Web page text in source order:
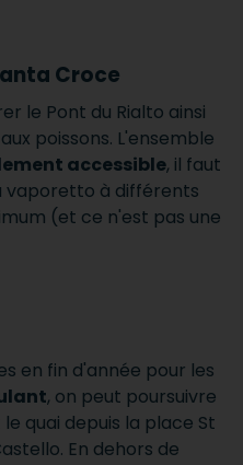
Croce
le Pont du Rialto ainsi
poissons. L'ensemble
accessible, il faut
vaporetto à différents
(et ce n'est pas une
en fin d'année pour les
, on peut poursuivre
quai depuis la place St
En dehors de